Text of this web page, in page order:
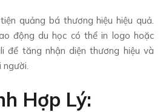
quảng bá thương hiệu hiệu quả.
động du học có thể in logo hoặc
để tăng nhận diện thương hiệu và
người.
Hợp Lý: